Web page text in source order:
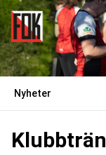
Nyheter